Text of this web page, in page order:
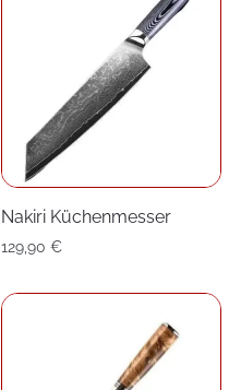
Nakiri Küchenmesser
129,90€